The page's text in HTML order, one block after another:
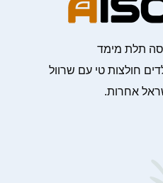
תלת מימד
חולצות טי עם שרוול
אחרות.